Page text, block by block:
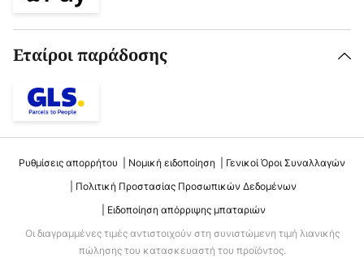
Εταίροι παράδοσης
Ρυθμίσεις απορρήτου Νομική ειδοποίηση
Γενικοί Όροι Συναλλαγών
Πολιτική Προστασίας Προσωπικών Δεδομένων
Ειδοποίηση απόρριψης μπαταριών
Οι διαγραμμένες τιμές αντιστοιχούν στη συνιστώμενη τιμή λιανικής
πώλησης του κατασκευαστή του προϊόντος.